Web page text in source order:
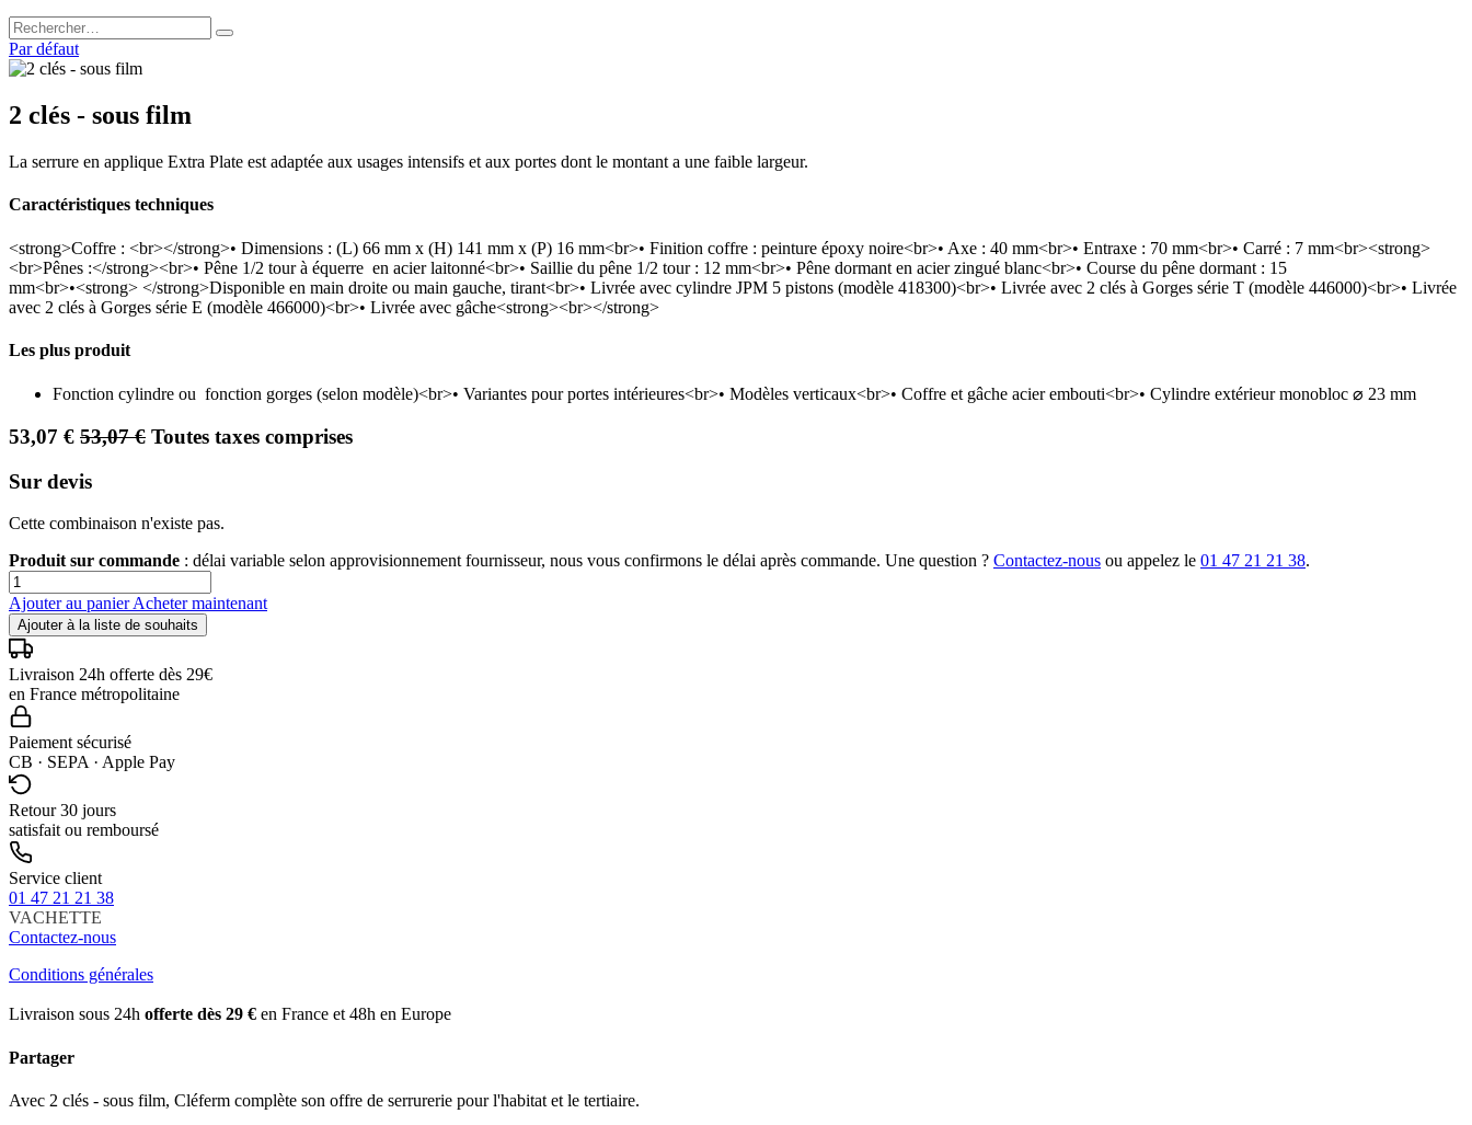
Par défaut
2 clés - sous film
La serrure en applique Extra Plate est adaptée aux usages intensifs et aux portes dont le montant a une faible largeur.
Caractéristiques techniques
<strong>Coffre : <br></strong>• Dimensions : (L) 66 mm x (H) 141 mm x (P) 16 mm<br>• Finition coffre : peinture époxy noire<br>• Axe : 40 mm<br>• Entraxe : 70 mm<br>• Carré : 7 mm<br><strong>
<br>Pênes :</strong><br>• Pêne 1/2 tour à équerre en acier laitonné<br>• Saillie du pêne 1/2 tour : 12 mm<br>• Pêne dormant en acier zingué blanc<br>• Course du pêne dormant : 15
mm<br>•<strong> </strong>Disponible en main droite ou main gauche, tirant<br>• Livrée avec cylindre JPM 5 pistons (modèle 418300)<br>• Livrée avec 2 clés à Gorges série T (modèle 446000)<br>• Livrée
avec 2 clés à Gorges série E (modèle 466000)<br>• Livrée avec gâche<strong><br></strong>
Les plus produit
Fonction cylindre ou fonction gorges (selon modèle)<br>• Variantes pour portes intérieures<br>• Modèles verticaux<br>• Coffre et gâche acier embouti<br>• Cylindre extérieur monobloc ⌀ 23 mm
53,07 € 53,07€ Toutes taxes comprises
Sur devis
Cette combinaison n'existe pas.
Produit sur commande : délai variable selon approvisionnement fournisseur, nous vous confirmons le délai après commande. Une question ? Contactez-nous ou appelez le 01 47 21 21 38.
Ajouter au panierAcheter maintenant
Ajouter à la liste de souhaits
Livraison 24h offerte dès 29€
en France métropolitaine
Paiement sécurisé
CB · SEPA · Apple Pay
Retour 30 jours
satisfait ou remboursé
Service client
01 47 21 21 38
VACHETTE
Contactez-nous
Conditions générales
Livraison sous 24h offerte dès 29 € en France et 48h en Europe
Partager
Avec 2 clés - sous film, Cléferm complète son offre de serrurerie pour l'habitat et le tertiaire.